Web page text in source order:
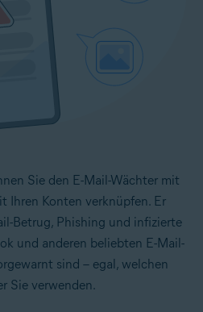
Sie den E-Mail-Wächter mit
Ihren Konten verknüpfen. Er
Betrug, Phishing und infizierte
und anderen beliebten E-Mail-
sind – egal, welchen
Sie verwenden.